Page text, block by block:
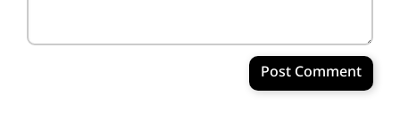
Post Comment